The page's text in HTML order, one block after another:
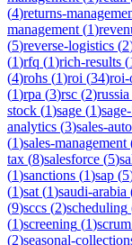
(4)returns-
management (1)
(5)reverse-logistics (2
(1)rfq (1)rich-results (
(4)rohs (1)roi (34)roi-
(1)rpa (3)rsc (2)russia
stock (1)sage (1)
analytics (3)sales-
(1)sales-management
tax (8)salesforce (5)
(1)sanctions (1)sap (5
(1)sat (1)saudi-arabia
(9)sccs (2)scheduling
(1)screening (1)scrum
(2)seasonal-